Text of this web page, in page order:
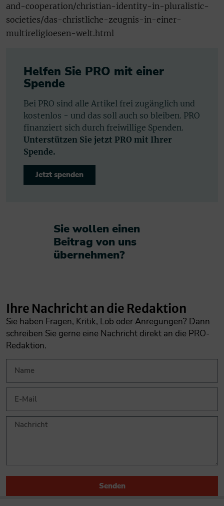
and-cooperation/christian-identity-in-pluralistic-
societies/das-christliche-zeugnis-in-einer-
multireligioesen-welt.html
Helfen Sie PRO mit einer
Spende
Bei PRO sind alle Artikel frei zugänglich und
kostenlos - und das soll auch so bleiben. PRO
finanziert sich durch freiwillige Spenden.
Unterstützen Sie jetzt PRO mit Ihrer
Spende.
Jetzt spenden
Sie wollen einen
Beitrag von uns
übernehmen?​
Ihre Nachricht an die Redaktion
Sie haben Fragen, Kritik, Lob oder Anregungen? Dann
schreiben Sie gerne eine Nachricht direkt an die PRO-
Redaktion.
Senden